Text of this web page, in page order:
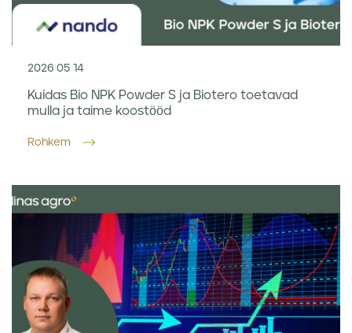
2026 05 14
Kuidas Bio NPK Powder S ja Biotero toetavad
mulla ja taime koostööd
Rohkem